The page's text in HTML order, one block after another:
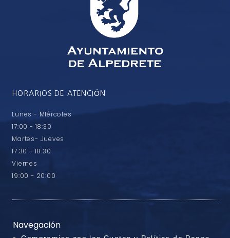
HORARIOS DE ATENCIÓN
Lunes - MIércoles
17:00 - 18:30
Martes- Jueves
17:30 - 18:30
Viernes
19:00 - 20:00
Navegación